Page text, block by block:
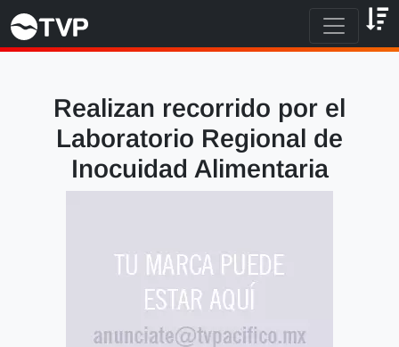
Realizan recorrido por el
Laboratorio Regional de
Inocuidad Alimentaria